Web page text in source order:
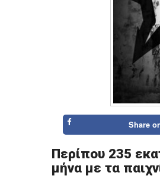
Share
Περίπου 235
μήνα με τα